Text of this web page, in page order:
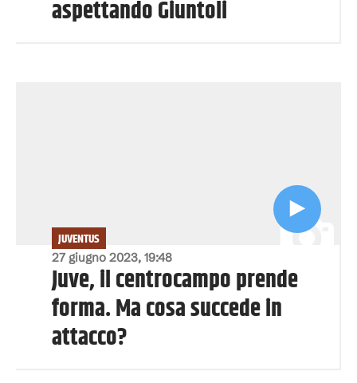
aspettando Giuntoli
27 giugno 2023, 19:48
JUVENTUS
Juve, il centrocampo prende
forma. Ma cosa succede in
attacco?